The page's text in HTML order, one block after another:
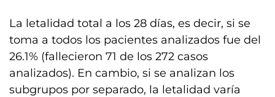
La letalidad total a los 28 días, es decir, si se
toma a todos los pacientes analizados fue del
26.1% (fallecieron 71 de los 272 casos
analizados). En cambio, si se analizan los
subgrupos por separado, la letalidad varía